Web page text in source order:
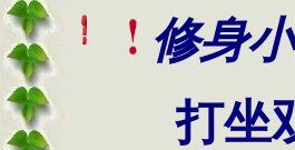
修身
打坐双盘